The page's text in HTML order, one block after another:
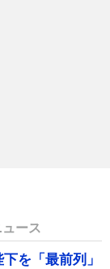
ュース
を「最前列」